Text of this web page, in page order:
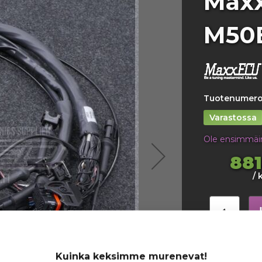
Kuinka keksimme murenevat!
Varastossa
Ole
/